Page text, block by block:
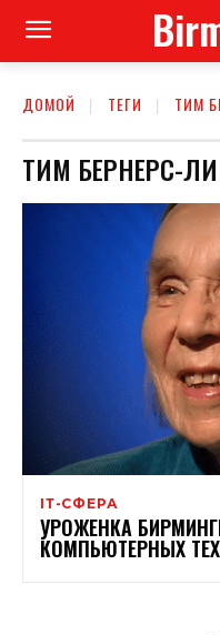
ДОМОЙ ТЕГИ ТИМ
ТИМ БЕРНЕРС-ЛИ
ІТ-СФЕРА
УРОЖЕНКА
КОМПЬЮТЕРНЫХ